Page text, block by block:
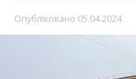
Опубліковано 05.04.2024